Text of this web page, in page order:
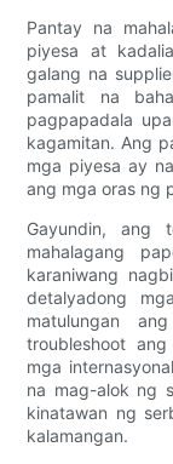
Pantay na
piyesa at
galang na
pamalit na
pagpapadala
kagamitan. Ang
mga piyesa ay
ang mga oras ng
Gayundin, ang
mahalagang
karaniwang
detalyadong
matulungan
troubleshoot
mga
na mag-alok ng
kinatawan ng
kalamangan.